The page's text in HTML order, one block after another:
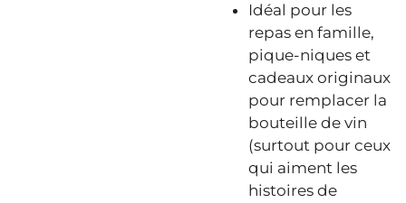
Idéal pour les
repas en famille,
pique-niques et
cadeaux originaux
pour remplacer la
bouteille de vin
(surtout pour ceux
qui aiment les
histoires de